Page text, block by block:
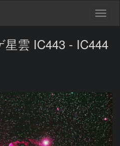
星雲 IC443 - IC444